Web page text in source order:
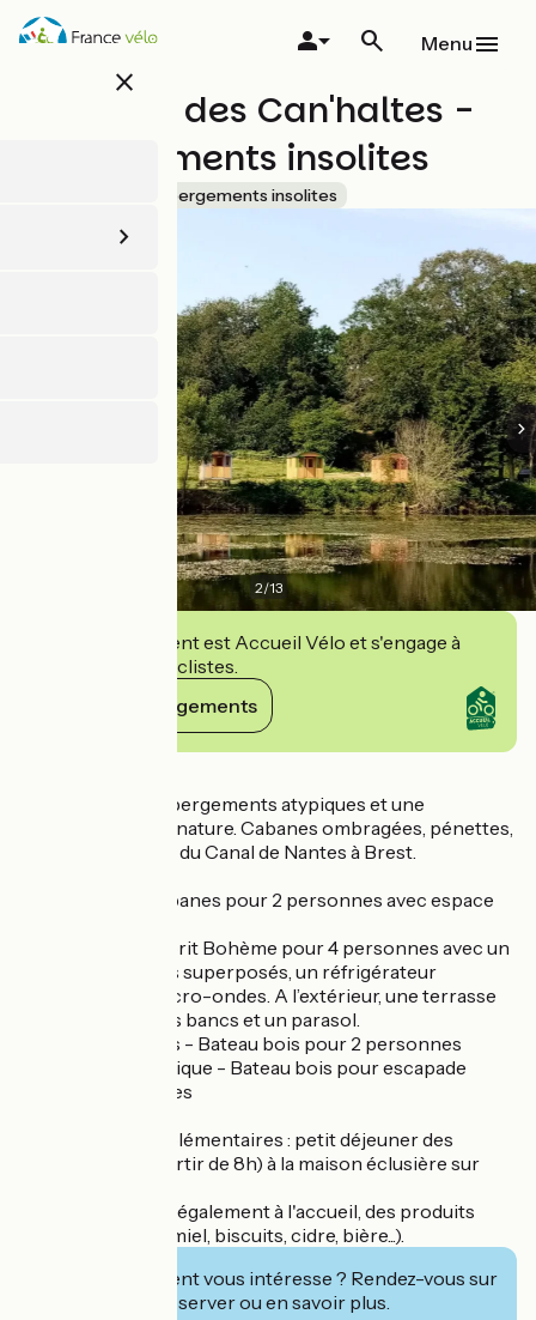
Aller
au
close
Menu
Domaine des Can'haltes -
Hébergements insolites
Hébergements insolites
2/13
Cet établissement est Accueil Vélo et s'engage à
accueillir des cyclistes.
Voir ses engagements
À Gueltas, des hébergements atypiques et une
expérience 100% nature. Cabanes ombragées, pénettes,
roulottes, au bord du Canal de Nantes à Brest.
5 Can'haltes - Cabanes pour 2 personnes avec espace
4 roulottes - L'esprit Bohème pour 4 personnes avec un
lit double, deux lits superposés, un réfrigérateur
combiné et un micro-ondes. A l’extérieur, une terrasse
avec une table, des bancs et un parasol.
3 petites Pénettes - Bateau bois pour 2 personnes
1 Pénette Romantique - Bateau bois pour escapade
nature 4 couchages
Prestations complémentaires : petit déjeuner des
producteurs (à partir de 8h) à la maison éclusière sur
Vous retrouverez également à l'accueil, des produits
locaux en vente (miel, biscuits, cidre, bière...).
Cet établissement vous intéresse ? Rendez-vous sur
leur site pour réserver ou en savoir plus.